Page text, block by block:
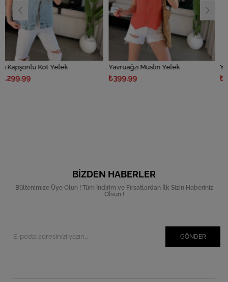
Yelek Yavruağzı Müslin Yelek Yeşil Müslin
BIZDEN HABERLER
Bültenimize Üye Olun ! Tüm İndirim ve Fırsatlardan İlk Sizin Haberiniz
Olsun !
GÖNDER